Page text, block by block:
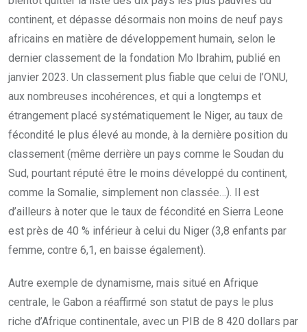
continent, et dépasse désormais non moins de neuf pays
africains en matière de développement humain, selon le
dernier classement de la fondation Mo Ibrahim, publié en
janvier 2023. Un classement plus fiable que celui de l’ONU,
aux nombreuses incohérences, et qui a longtemps et
étrangement placé systématiquement le Niger, au taux de
fécondité le plus élevé au monde, à la dernière position du
classement (même derrière un pays comme le Soudan du
Sud, pourtant réputé être le moins développé du continent,
comme la Somalie, simplement non classée…). Il est
d’ailleurs à noter que le taux de fécondité en Sierra Leone
est près de 40 % inférieur à celui du Niger (3,8 enfants par
femme, contre 6,1, en baisse également).
Autre exemple de dynamisme, mais situé en Afrique
centrale, le Gabon a réaffirmé son statut de pays le plus
riche d’Afrique continentale, avec un PIB de 8 420 dollars par